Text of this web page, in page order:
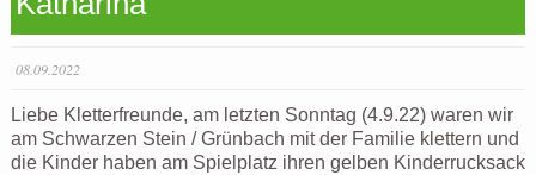
08.09.2022
Liebe Kletterfreunde, am letzten Sonntag (4.9.22) waren wir
am Schwarzen Stein / Grünbach mit der Familie klettern und
die Kinder haben am Spielplatz ihren gelben Kinderrucksack